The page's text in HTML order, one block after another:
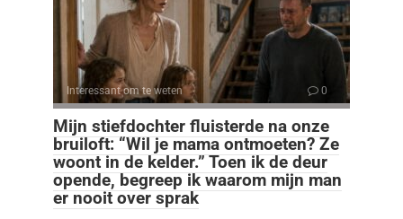
Interessant om te weten 0
Mijn stiefdochter fluisterde na onze
bruiloft: “Wil je mama ontmoeten? Ze
woont in de kelder.” Toen ik de deur
opende, begreep ik waarom mijn man
er nooit over sprak